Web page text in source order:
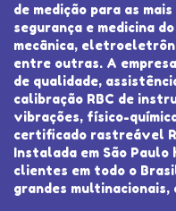
de medição para as
segurança e medicina
mecânica,
entre outras. A
de qualidade,
calibração RBC de
vibrações, físico-
certificado rastreável
Instalada em São Paulo
clientes em todo o
grandes multinacionais,